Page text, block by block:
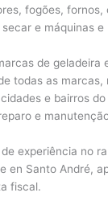
fogões, fornos,
e máquinas e
de geladeira
todas as marcas,
e bairros do
e
experiência no
en Santo André,
fiscal.